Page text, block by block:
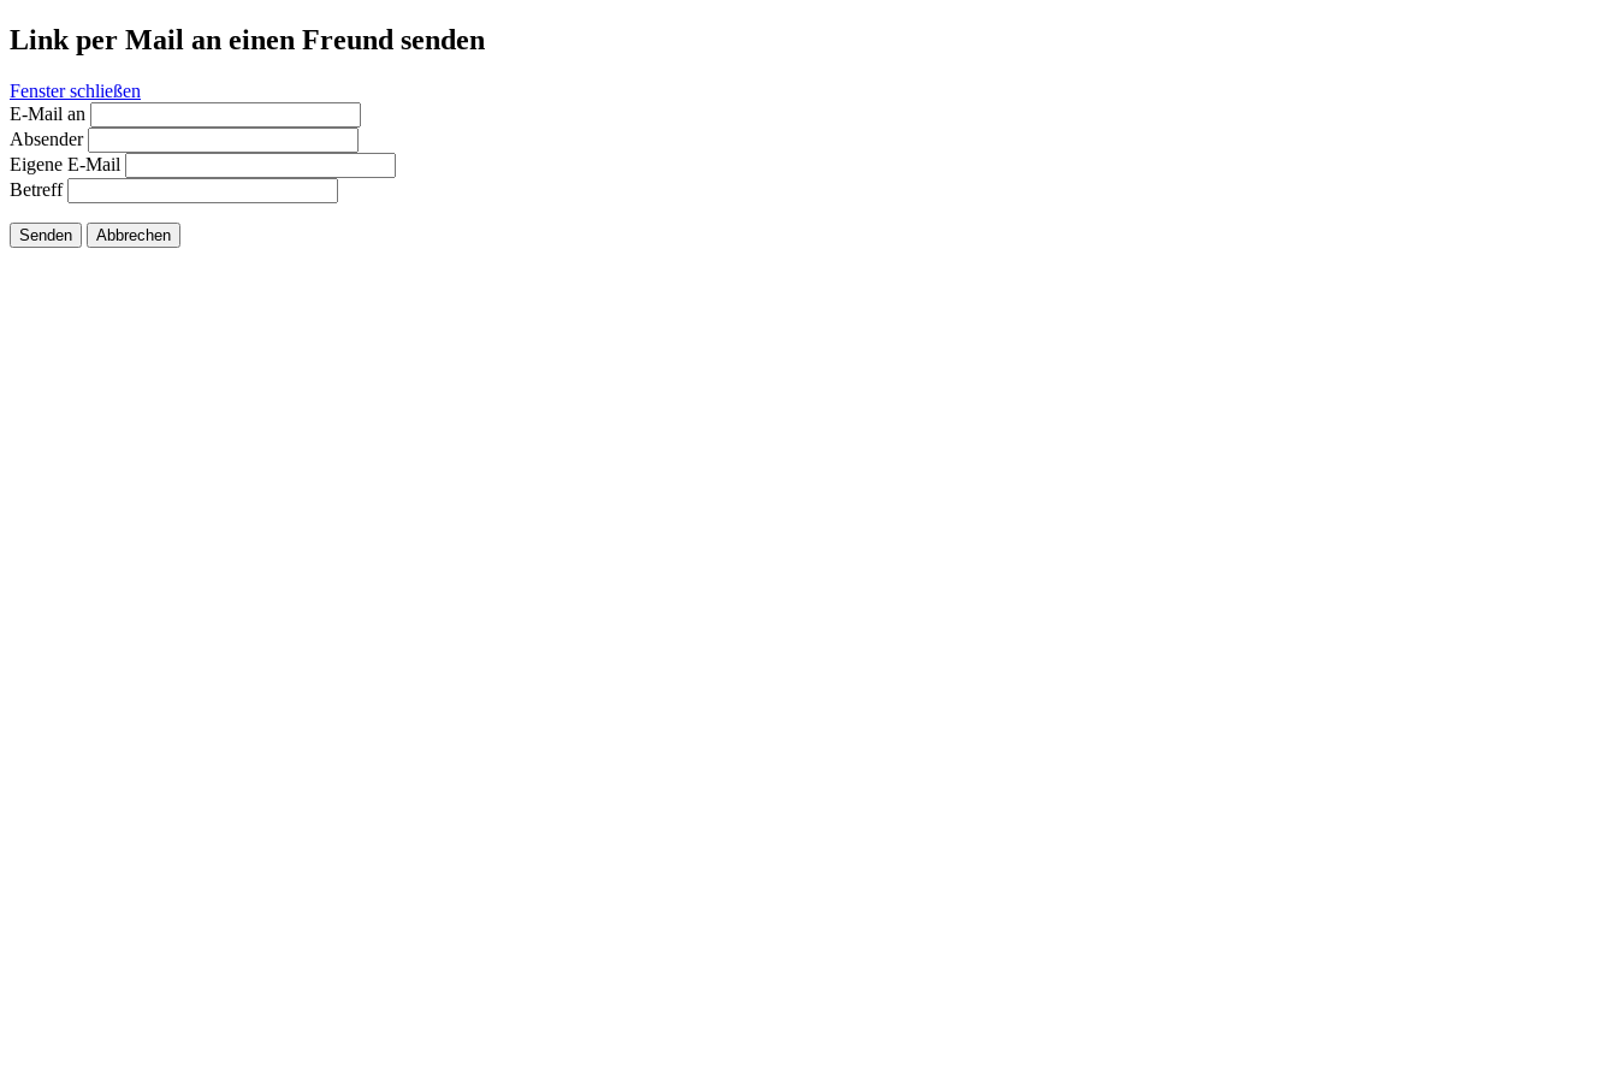
Link per Mail an einen Freund senden
Fenster schließen
E-Mail an
Absender
Eigene E-Mail
Betreff
Senden Abbrechen